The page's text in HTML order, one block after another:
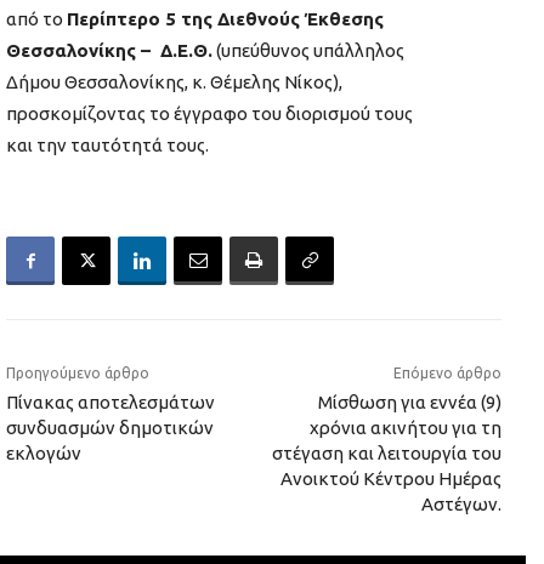
από το Περίπτερο 5 της Διεθνούς Έκθεσης
Θεσσαλονίκης – Δ.Ε.Θ.(υπεύθυνος υπάλληλος
Δήμου Θεσσαλονίκης, κ. Θέμελης Νίκος),
προσκομίζοντας το έγγραφο του διορισμού τους
και την ταυτότητά τους.
Προηγούμενο άρθρο
Πίνακας αποτελεσμάτων
συνδυασμών δημοτικών
εκλογών
Επόμενο άρθρο
Μίσθωση για εννέα (9)
χρόνια ακινήτου για τη
στέγαση και λειτουργία του
Ανοικτού Κέντρου Ημέρας
Αστέγων.